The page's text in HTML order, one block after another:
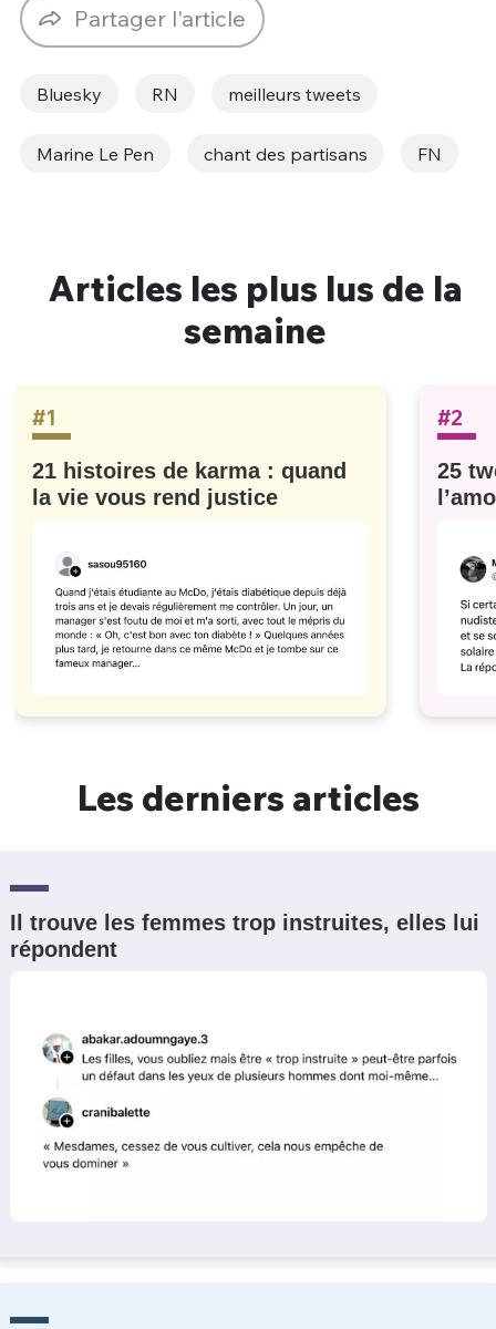
Partager l'article
Bluesky RN meilleurs tweets
Marine Le Pen chant des partisans FN
Articles les plus lus de la
semaine
#1
21 histoires de karma : quand
la vie vous rend justice
#2
25
Les derniers articles
Il trouve les femmes trop instruites, elles lui
répondent